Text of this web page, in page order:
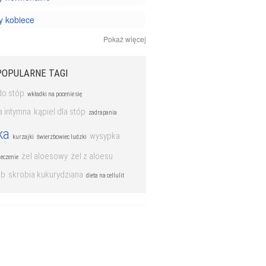
kobiece
nowotworowe
oczu
reumatyczne
układu kostnego
układu krążenia
układu moczowego
Pokaż więcej
TAGI
stóp wkładki na pocenie się
intymna kąpiel dla stóp zadrapania
kurzajki świerzbowiec ludzki wysypka
żel aloesowy żel z aloesu
skrobia kukurydziana dieta na cellulit